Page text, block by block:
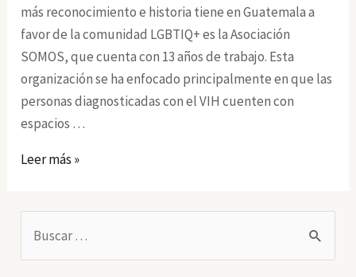
más reconocimiento e historia tiene en Guatemala a
favor de la comunidad LGBTIQ+ es la Asociación
SOMOS, que cuenta con 13 años de trabajo. Esta
organización se ha enfocado principalmente en que las
personas diagnosticadas con el VIH cuenten con
espacios …
Somos
Leer más »